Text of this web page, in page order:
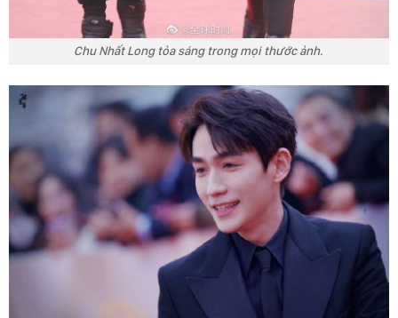
Chu Nhất Long tỏa sáng trong mọi thước ảnh.